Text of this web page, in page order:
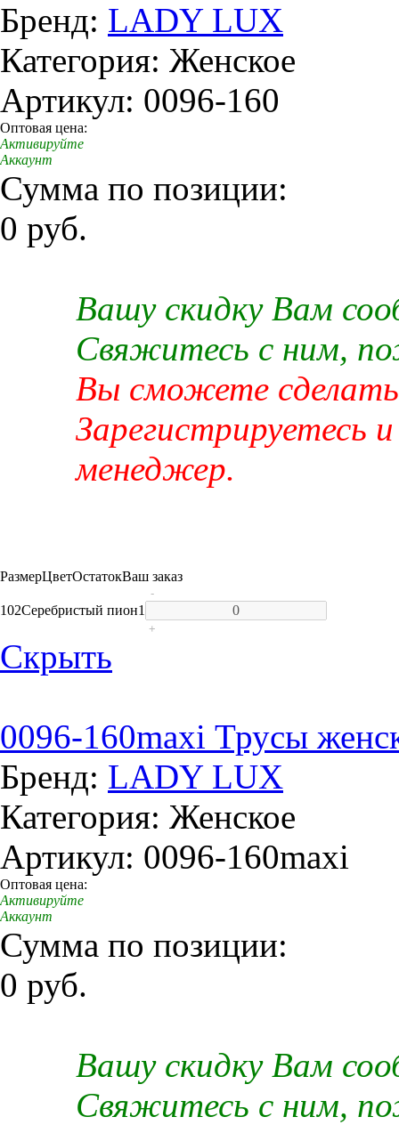
Бренд: LADY LUX
Категория: Женское
Артикул: 0096-160
Оптовая цена:
Активируйте
Аккаунт
Сумма по позиции:
0 руб.
Вашу скидку Вам
Свяжитесь с ним,
Вы сможете сделать
Зарегистрируетесь
менеджер.
РазмерЦветОстатокВаш заказ
102Серебристый пион1
-
+
Скрыть
0096-160maxi Трусы
Бренд: LADY LUX
Категория: Женское
Артикул: 0096-160maxi
Оптовая цена:
Активируйте
Аккаунт
Сумма по позиции:
0 руб.
Вашу скидку Вам
Свяжитесь с ним,